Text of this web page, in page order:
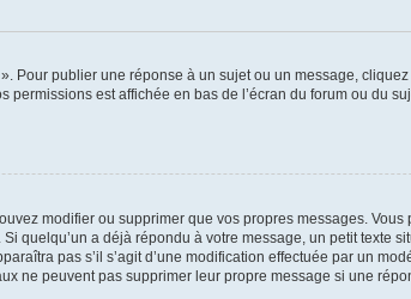
Pour publier une réponse à un sujet ou un message,
est affichée en bas de l’écran du forum ou du
modifier ou supprimer que vos propres messages.
quelqu’un a déjà répondu à votre message, un petit texte
pas s’il s’agit d’une modification effectuée par un
ne peuvent pas supprimer leur propre message si une